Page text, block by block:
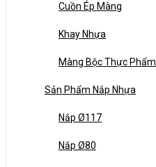
Cuồn Ép Màng
Khay Nhựa
Màng Bộc Thực Phẩm
Sản Phẩm Nắp Nhựa
Nắp Ø117
Nắp Ø80